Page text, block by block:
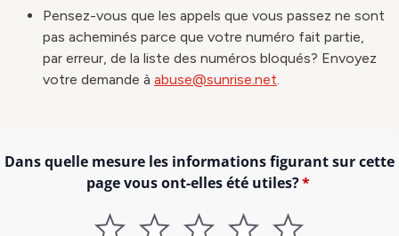
Pensez-vous que les appels que vous passez ne sont
pas acheminés parce que votre numéro fait partie,
par erreur, de la liste des numéros bloqués? Envoyez
votre demande à abuse@sunrise.net.